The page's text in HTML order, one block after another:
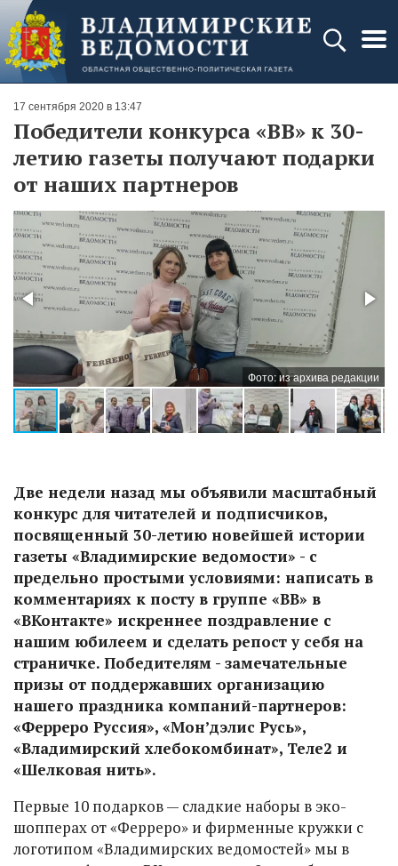
17 сентября 2020 в 13:47
Победители конкурса «ВВ» к 30-
летию газеты получают подарки
от наших партнеров
Фото: из архива редакции
Две недели назад мы объявили масштабный
конкурс для читателей и подписчиков,
посвященный 30-летию новейшей истории
газеты «Владимирские ведомости» - с
предельно простыми условиями: написать в
комментариях к посту в группе «ВВ» в
«ВКонтакте» искреннее поздравление с
нашим юбилеем и сделать репост у себя на
страничке. Победителям - замечательные
призы от поддержавших организацию
нашего праздника компаний-партнеров:
«Ферреро Руссия», «Мон’дэлис Русь»,
«Владимирский хлебокомбинат», Теле2 и
«Шелковая нить».
Первые 10 подарков — сладкие наборы в эко-
шопперах от «Ферреро» и фирменные кружки с
логотипом «Владимирских ведомостей» мы в